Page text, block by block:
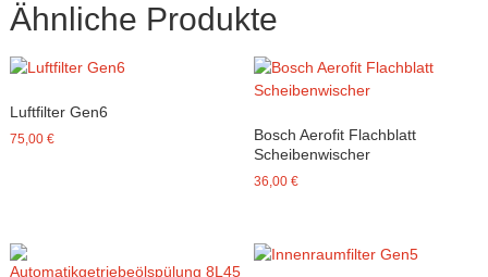
Ähnliche Produkte
Luftfilter Gen6
75,00 €
Bosch Aerofit Flachblatt
Scheibenwischer
36,00 €